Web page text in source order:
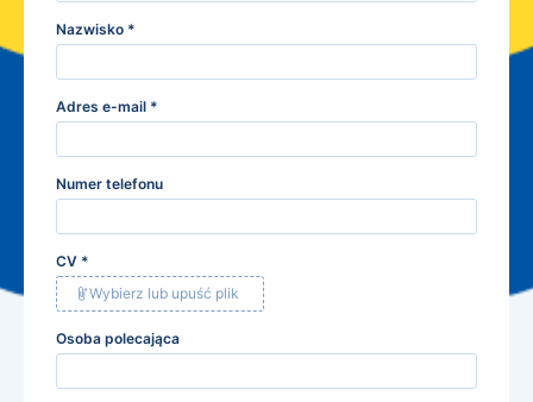
Nazwisko *
Adres e-mail *
Numer telefonu
CV *
Wybierz lub upuść plik
Osoba polecająca